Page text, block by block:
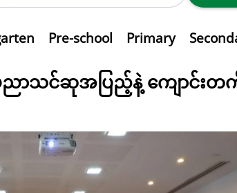
Pre-school Primary
ညာသင်ဆုအပြည့်နဲ့ ကျောင်း